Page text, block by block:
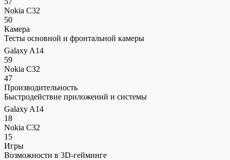
Nokia C32
50
Камера
Тесты основной и фронтальной камеры
Galaxy A14
59
Nokia C32
47
Производительность
Быстродействие приложений и системы
Galaxy A14
18
Nokia C32
15
Игры
Возможности в 3D-гейминге